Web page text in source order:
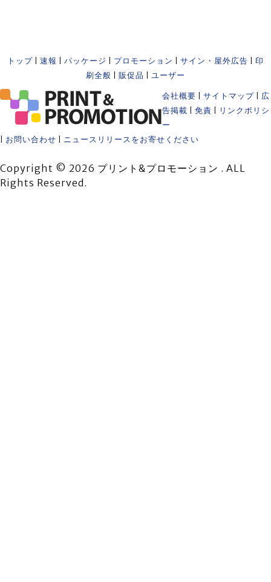
トップ 速報 パッケージ プロモーション サイン・屋外広告
印
刷全般
販促品 ユーザー
会社概要 サイトマップ
広
告掲載
免責
リンクポリシ
ー
お問い合わせ ニュースリリースをお寄せください
Copyright © 2026 プリント&プロモーション . ALL
Rights Reserved.